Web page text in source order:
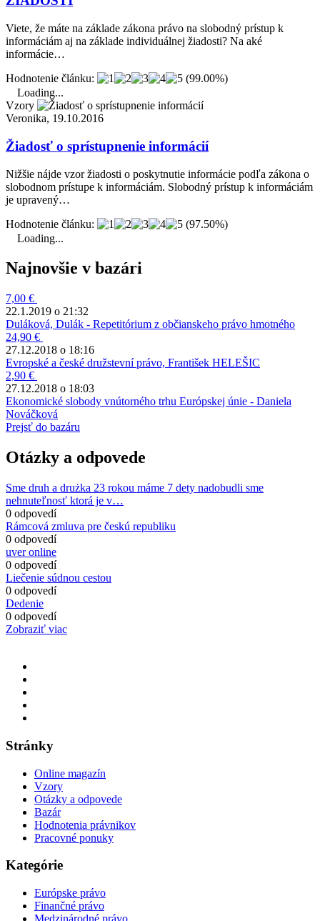
Viete, že máte na základe zákona právo na slobodný prístup k
informáciám aj na základe individuálnej žiadosti? Na aké
informácie…
Hodnotenie článku:
(99.00%)
Loading...
Vzory
Veronika, 19.10.2016
Žiadosť o sprístupnenie informácií
Nižšie nájde vzor žiadosti o poskytnutie informácie podľa zákona o
slobodnom prístupe k informáciám. Slobodný prístup k informáciám
je upravený…
Hodnotenie článku:
(97.50%)
Loading...
Najnovšie v bazári
7,00 €
22.1.2019 o 21:32
Duláková, Dulák - Repetitórium z občianskeho právo hmotného
24,90 €
27.12.2018 o 18:16
Evropské a české družstevní právo, František HELEŠIC
2,90 €
27.12.2018 o 18:03
Ekonomické slobody vnútorného trhu Európskej únie - Daniela
Nováčková
Prejsť do bazáru
Otázky a odpovede
Sme druh a drużka 23 rokou máme 7 dety nadobudli sme
nehnuteľnosť ktorá je v…
0 odpovedí
Rámcová zmluva pre českú republiku
0 odpovedí
uver online
0 odpovedí
Liečenie súdnou cestou
0 odpovedí
Dedenie
0 odpovedí
Zobraziť viac
Stránky
Online magazín
Vzory
Otázky a odpovede
Bazár
Hodnotenia právnikov
Pracovné ponuky
Kategórie
Európske právo
Finančné právo
Medzinárodné právo